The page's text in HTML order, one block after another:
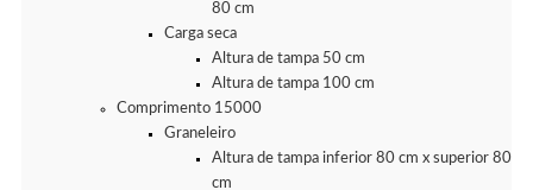
80 cm
Carga seca
Altura de tampa 50 cm
Altura de tampa 100 cm
Comprimento 15000
Graneleiro
Altura de tampa inferior 80 cm x superior 80
cm